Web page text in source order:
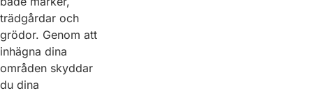
trädgårdar och
grödor. Genom att
inhägna dina
områden skyddar
du dina